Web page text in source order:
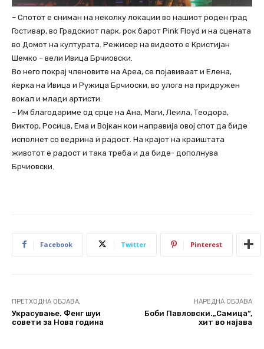
– Спотот е сниман на неколку локации во нашиот роден град
Гостивар, во Градскиот парк, рок барот Pink Floyd и на сцената
во Домот на културата. Режисер на видеото е Кристијан
Шемко – вели Ивица Брчиовски.
Во него покрај членовите на Ареа, се појавиваат и Елена,
ќерка на Ивица и Ружица Брчиоски, во улога на придружен
вокал и млади артисти.
– Им благодариме од срце на Ана, Маги, Леила, Теодора,
Виктор, Росица, Ема и Војкан кои направија овој спот да биде
исполнет со ведрина и радост. На крајот на краиштата
животот е радост и така треба и да биде- дополнува
Брчиовски.
Facebook Twitter Pinterest
ПРЕТХОДНА ОБЈАВА,
Украсување. Фенг шуи
совети за Нова година
НАРЕДНА ОБЈАВА
Боби Павловски.„Самица“,
хит во најава